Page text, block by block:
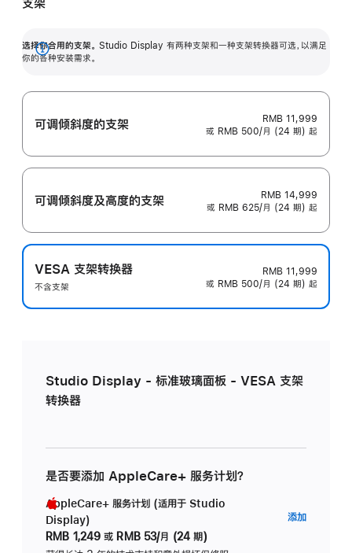
选择你合用的支架。 Studio Display 有两种支架和一种支架转换器可选，以满足
你的各种安装需求。
展
可调倾斜度的支架
RMB 11,999
或 RMB 500/月 (24 期) 起
可调倾斜度及高‍度的支‍架
RMB 14,999
或 RMB 625/月 (24 期) 起
VESA 支架转换器
不含支架
RMB 11,999
或 RMB 500/月 (24 期) 起
Studio Display - 标准玻璃面板 - VESA 支架
转换器
是否要添加 AppleCare+ 服务计划？
AppleCare+ 服务计划 (适用于 Studio
Display)
RMB 1,249 或 RMB 53/月 (24 期)
添加